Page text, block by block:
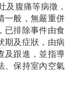
及腹痛等病徵，
一般，無嚴重併
已排除事件由食
期及症狀，由病
及跟進，並指導
、保持室內空氣